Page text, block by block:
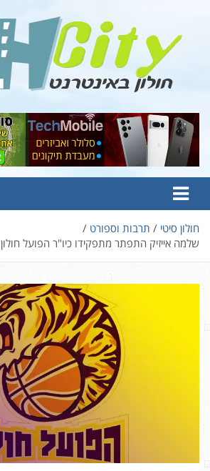
content
Hcity – חולון באינטרנט
פורטל החדשות והמידע של חולון
חולון סיטי
תרבות וספורט
שלמה אייזיק התפתר מתפקידו כיו"ר הפועל חולון